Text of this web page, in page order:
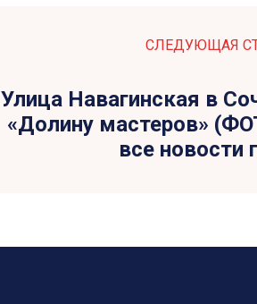
СЛЕДУЮЩАЯ
Улица Навагинская в
«Долину мастеров»
все новости